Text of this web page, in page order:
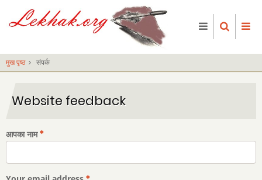
मुख पृष्ठ संपर्क
Website feedback
आपका नाम